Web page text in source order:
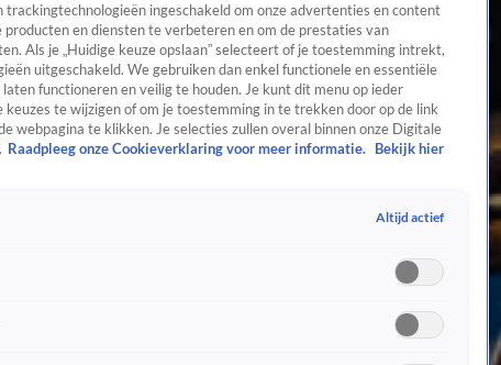
trackingtechnologieën ingeschakeld om onze advertenties en content
producten en diensten te verbeteren en om de prestaties van
Als je „Huidige keuze opslaan” selecteert of je toestemming intrekt,
uitgeschakeld. We gebruiken dan enkel functionele en essentiële
functioneren en veilig te houden. Je kunt dit menu op ieder
keuzes te wijzigen of om je toestemming in te trekken door op de link
webpagina te klikken. Je selecties zullen overal binnen onze Digitale
Raadpleeg onze Cookieverklaring voor meer informatie.
Bekijk hier
Altijd actief